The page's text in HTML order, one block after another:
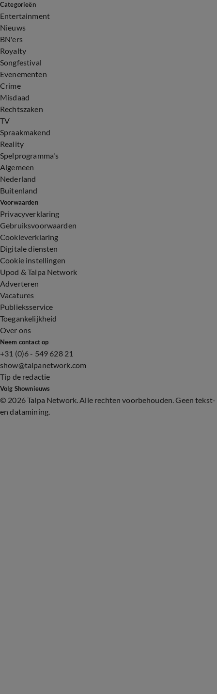
Categorieën
Entertainment
Nieuws
BN'ers
Royalty
Songfestival
Evenementen
Crime
Misdaad
Rechtszaken
TV
Spraakmakend
Reality
Spelprogramma's
Algemeen
Nederland
Buitenland
Voorwaarden
Privacyverklaring
Gebruiksvoorwaarden
Cookieverklaring
Digitale diensten
Cookie instellingen
Upod & Talpa Network
Adverteren
Vacatures
Publieksservice
Toegankelijkheid
Over ons
Neem contact op
+31 (0)6 - 549 628 21
show@talpanetwork.com
Tip de redactie
Volg Shownieuws
© 2026 Talpa Network. Alle rechten voorbehouden. Geen tekst-
en datamining.